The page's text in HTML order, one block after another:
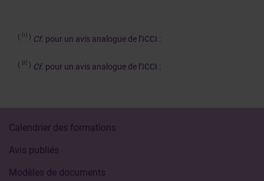
( ) Cf. pour un avis analogue de l’ICCI :
( [2] ) Cf. pour un avis analogue de l’ICCI :
Calendrier des formations
Avis publiés
Modèles de documents